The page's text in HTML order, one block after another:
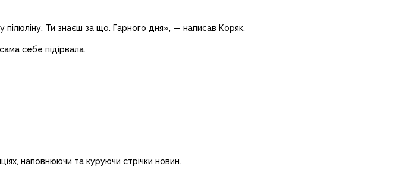
Ти знаєш за що. Гарного дня», — написав Коряк.
себе підірвала.
наповнюючи та куруючи стрічки новин.